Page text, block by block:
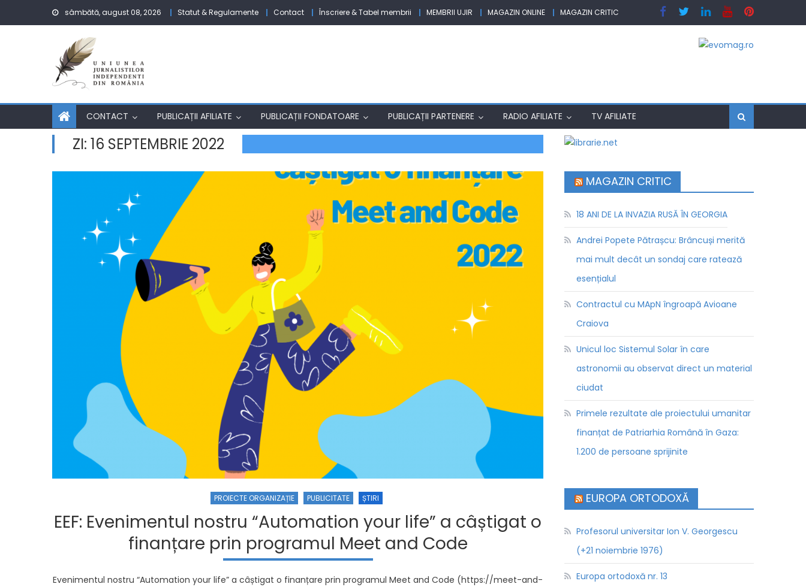
Skip to content sâmbătă, august 08, 2026 Statut & Regulamente Contact Înscriere & Tabel membrii MEMBRII UJIR MAGAZIN ONLINE MAGAZIN CRITIC
CONTACT PUBLICAȚII AFILIATE PUBLICAȚII FONDATOARE PUBLICAȚII PARTENERE RADIO AFILIATE TV AFILIATE
ZI: 16 SEPTEMBRIE 2022
PROIECTE ORGANIZAȚIE PUBLICITATE ȘTIRI
EEF: Evenimentul nostru “Automation your life” a câștigat o
finanțare prin programul Meet and Code
Evenimentul nostru “Automation your life” a câștigat o finanțare prin programul Meet and Code (https://meet-and-
MAGAZIN CRITIC
18 ANI DE LA INVAZIA RUSĂ ÎN GEORGIA
Andrei Popete Pătrașcu: Brâncuși merită
mai mult decât un sondaj care ratează
esențialul
Contractul cu MApN îngroapă Avioane
Craiova
Unicul loc Sistemul Solar în care
astronomii au observat direct un material
ciudat
Primele rezultate ale proiectului umanitar
finanțat de Patriarhia Română în Gaza:
1.200 de persoane sprijinite
EUROPA ORTODOXĂ
Profesorul universitar Ion V. Georgescu
(+21 noiembrie 1976)
Europa ortodoxă nr. 13